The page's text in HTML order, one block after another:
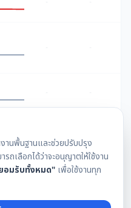
านพื้นฐานและช่วยปรับปรุง
เลือกได้ว่าจะอนุญาตให้ใช้งาน
อมรับทั้งหมด" เพื่อใช้งานทุก